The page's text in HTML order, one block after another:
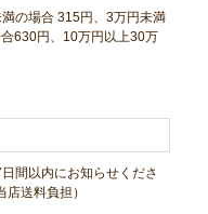
の場合 315円、3万円未満
630円、10万円以上30万
間以内にお知らせくださ
送料負担）